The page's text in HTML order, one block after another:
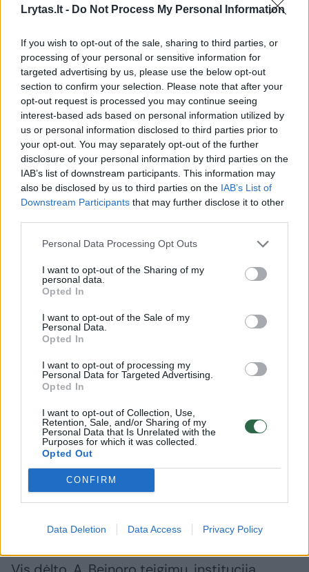
Lrytas.lt - Do Not Process My Personal Information
If you wish to opt-out of the sale, sharing to third parties, or
processing of your personal or sensitive information for
targeted advertising by us, please use the below opt-out
section to confirm your selection. Please note that after your
opt-out request is processed you may continue seeing
interest-based ads based on personal information utilized by
us or personal information disclosed to third parties prior to
your opt-out. You may separately opt-out of the further
disclosure of your personal information by third parties on the
IAB’s list of downstream participants. This information may
also be disclosed by us to third parties on the IAB’s List of
Downstream Participants that may further disclose it to other
Personal Data Processing Opt Outs
I want to opt-out of the Sharing of my
personal data.
Opted In
I want to opt-out of the Sale of my
Personal Data.
Opted In
I want to opt-out of processing my
Personal Data for Targeted Advertising.
Opted In
I want to opt-out of Collection, Use,
Retention, Sale, and/or Sharing of my
Personal Data that Is Unrelated with the
Purposes for which it was collected.
Opted Out
CONFIRM
Data Deletion Data Access Privacy Policy
Žiniasklaida: Rusija svarsto
Politikai
„Kiek man žinoma, ponas Kaunas teigia, kad
Generalinė prokuratūra atmetė mano
pranešimą kaip nepagrįstą ar panašiai. Tačiau
pranešėjo statusą, o pranešimą perdavė
nagrinėti Specialiųjų tyrimų tarnybai (STT)“, –
nurodė A. Beinoras.
Pasak jo, STT ikiteisminio tyrimo nepradėjo,
nes galimai padaryta žala nesiekė